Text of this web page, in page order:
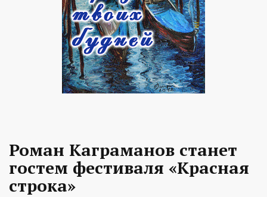
Роман Каграманов станет
гостем фестиваля «Красная
строка»